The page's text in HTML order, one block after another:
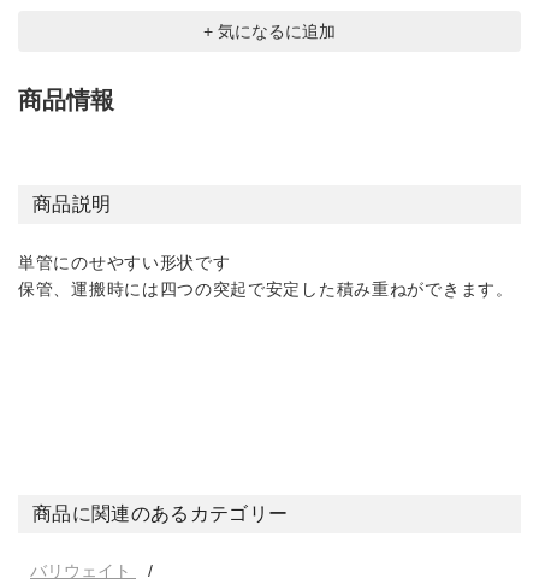
+ 気になるに追加
商品情報
商品説明
単管にのせやすい形状です
保管、運搬時には四つの突起で安定した積み重ねができます。
商品に関連のあるカテゴリー
バリウェイト